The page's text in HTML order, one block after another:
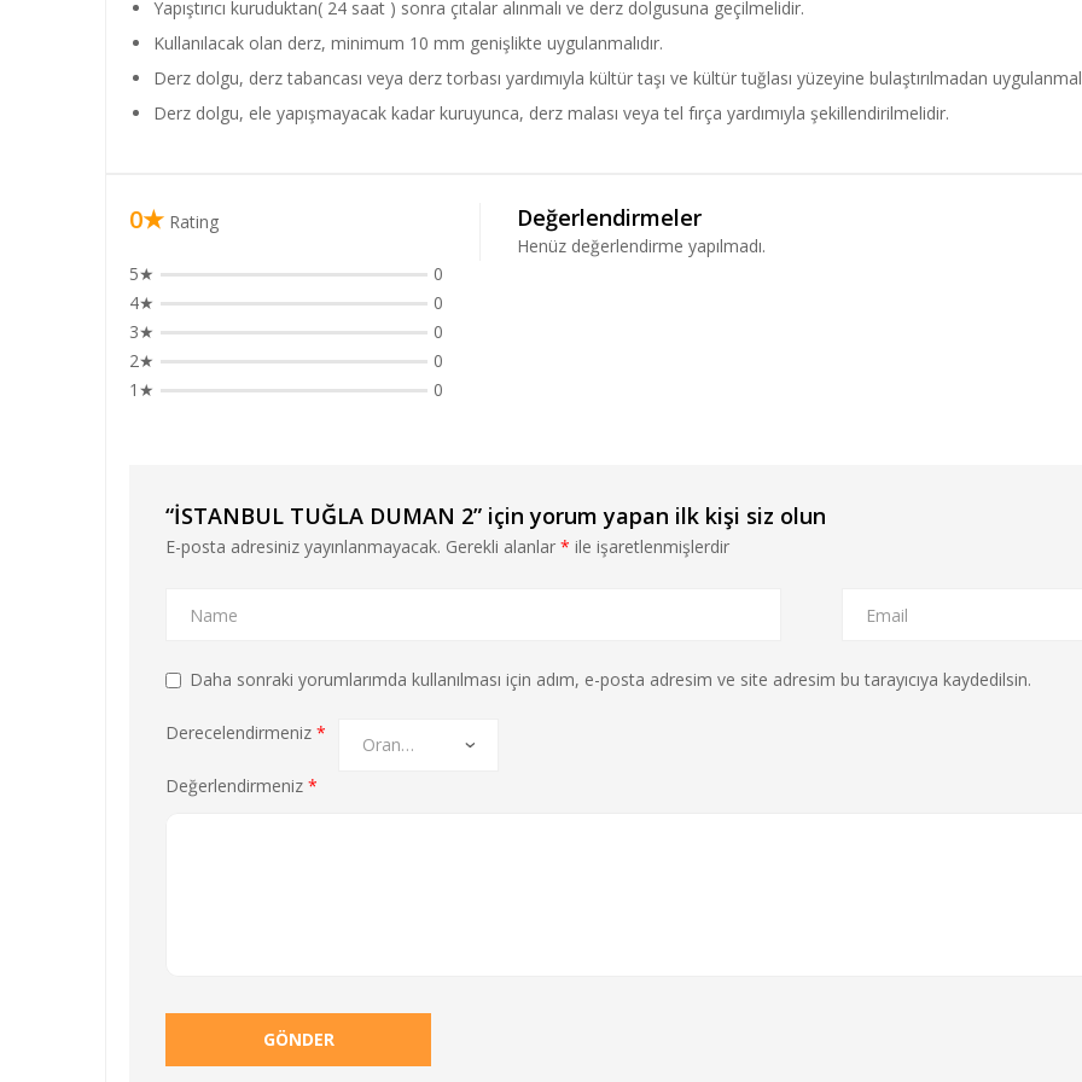
Yapıştırıcı kuruduktan( 24 saat ) sonra çıtalar alınmalı ve derz dolgusuna geçilmelidir.
Kullanılacak olan derz, minimum 10 mm genişlikte uygulanmalıdır.
Derz dolgu, derz tabancası veya derz torbası yardımıyla kültür taşı ve kültür tuğlası yüzeyine bulaştırılmadan
Derz dolgu, ele yapışmayacak kadar kuruyunca, derz malası veya tel fırça yardımıyla şekillendirilmelidir.
0★ Rating
5★
0
4★
0
3★
0
2★
0
1★
0
Değerlendirmeler
Henüz değerlendirme yapılmadı.
“İSTANBUL TUĞLA DUMAN 2” için yorum yapan ilk kişi siz olun
E-posta adresiniz yayınlanmayacak. Gerekli alanlar * ile işaretlenmişlerdir
Daha sonraki yorumlarımda kullanılması için adım, e-posta adresim ve site adresim bu tarayıcıya kaydedilsin.
Derecelendirmeniz *
Değerlendirmeniz *